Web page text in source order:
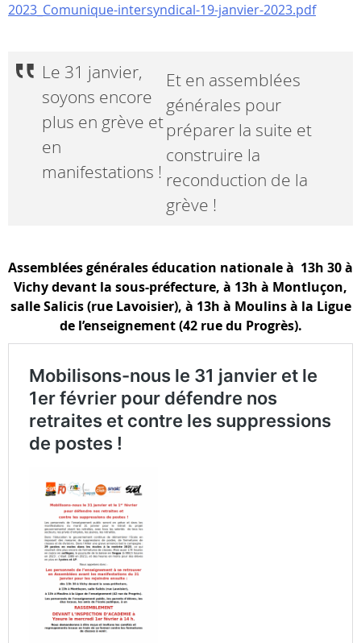
2023_Comunique-intersyndical-19-janvier-2023.pdf
Le 31 janvier,
soyons encore
plus en grève et
en
manifestations !
Et en assemblées
générales pour
préparer la suite et
construire la
reconduction de la
grève !
Assemblées générales éducation nationale à 13h 30 à
Vichy devant la sous-préfecture, à 13h à Montluçon,
salle Salicis (rue Lavoisier), à 13h à Moulins à la Ligue
de l’enseignement (42 rue du Progrès).